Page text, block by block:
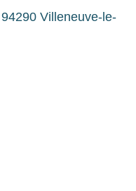
Villeneuve-le-